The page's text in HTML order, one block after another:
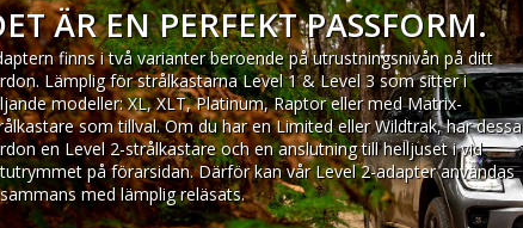
ÄR EN PERFEKT PASSFORM.
finns i två varianter beroende på utrustningsnivån på ditt
Lämplig för strålkastarna Level 1 & Level 3 som sitter i
modeller: XL, XLT, Platinum, Raptor eller med Matrix-
som tillval. Om du har en Limited eller Wildtrak, har dessa
en Level 2-strålkastare och en anslutning till helljuset i vid
på förarsidan. Därför kan vår Level 2-adapter användas
med lämplig reläsats.